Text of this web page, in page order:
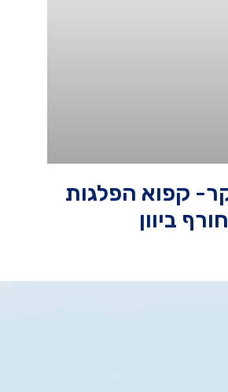
קפוא הפלגות
חורף ביוון